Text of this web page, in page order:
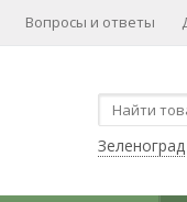
Вопросы и ответы
Зеленоград